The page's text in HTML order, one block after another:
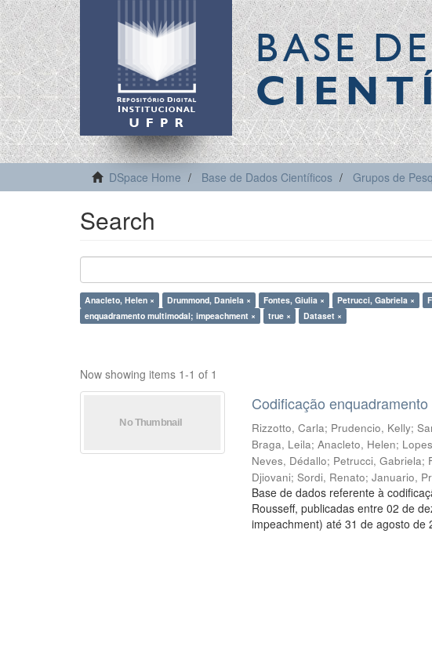
BASE
DSpace Home Base de Dados Científicos Grupos de
Search
Anacleto, Helen × Drummond, Daniela × Fontes, Giulia × Petrucci, Gabriela ×
enquadramento multimodal; impeachment ×
true × Dataset ×
Now showing items 1-1 of 1
Codificação
Rizzotto, Carla; Prudencio, Kelly;
Braga, Leila;Anacleto, Helen;
Neves, Dédallo; Petrucci, Gabriela;
Djiovani;Sordi, Renato;Januario,
Base de dados referente à
Rousseff, publicadas entre 02 de
impeachment) até 31 de agosto de